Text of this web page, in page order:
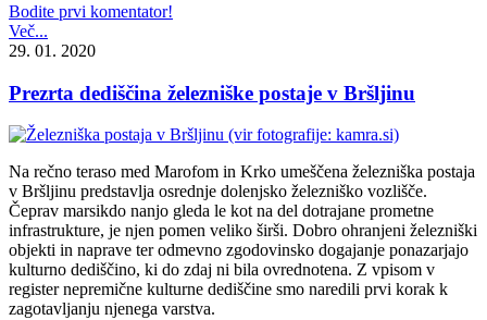
Bodite prvi komentator!
Več...
29. 01. 2020
Prezrta dediščina železniške postaje v Bršljinu
Na rečno teraso med Marofom in Krko umeščena železniška postaja
v Bršljinu predstavlja osrednje dolenjsko železniško vozlišče.
Čeprav marsikdo nanjo gleda le kot na del dotrajane prometne
infrastrukture, je njen pomen veliko širši. Dobro ohranjeni železniški
objekti in naprave ter odmevno zgodovinsko dogajanje ponazarjajo
kulturno dediščino, ki do zdaj ni bila ovrednotena. Z vpisom v
register nepremične kulturne dediščine smo naredili prvi korak k
zagotavljanju njenega varstva.